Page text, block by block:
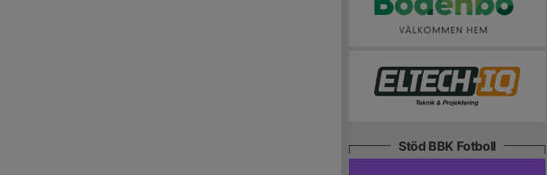
Stöd BBK Fotboll